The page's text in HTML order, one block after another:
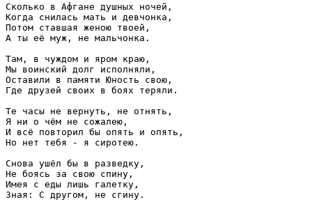
Сколько в Афгане душных ночей,
Когда снилась мать и девчонка,
Потом ставшая женою твоей,
А ты её муж, не мальчонка.
Там, в чуждом и яром краю,
Мы воинский долг исполняли,
Оставили в памяти Юность свою,
Где друзей своих в боях теряли.
Те часы не вернуть, не отнять,
Я ни о чём не сожалею,
И всё повторил бы опять и опять,
Но нет тебя - я сиротею.
Снова ушёл бы в разведку,
Не боясь за свою спину,
Имея с еды лишь галетку,
Зная: С другом, не сгину.